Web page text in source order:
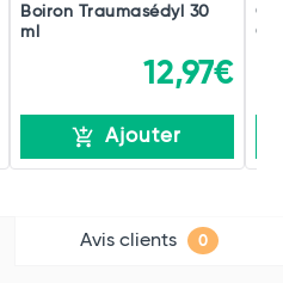
Boiron Traumasédyl 30
ml
12,97€
Ajouter
Avis clients 0